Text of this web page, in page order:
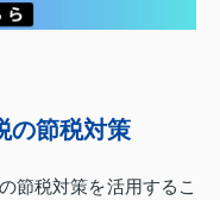
の節税対策
節税対策を活用するこ